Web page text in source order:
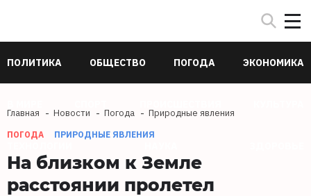
ПОЛИТИКА ОБЩЕСТВО ПОГОДА ЭКОНОМИКА
Главная Новости Погода Природные явления
ПОГОДА ПРИРОДНЫЕ ЯВЛЕНИЯ
На близком к Земле
расстоянии пролетел